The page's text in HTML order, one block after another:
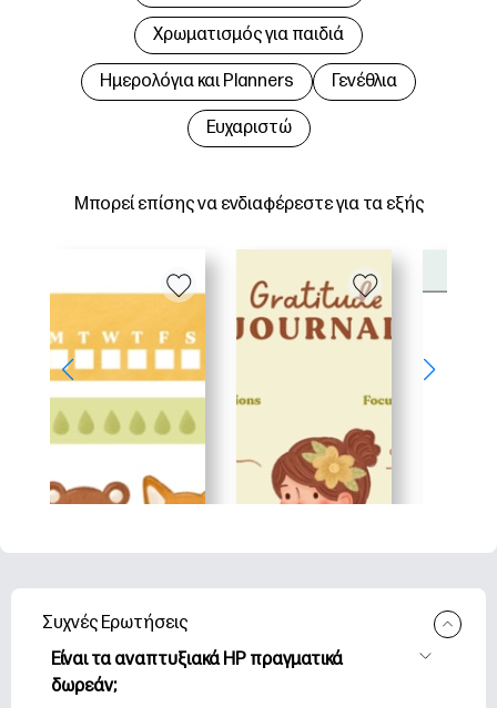
Μπορεί επίσης να ενδιαφέρεστε για τα εξής
Χρωματισμός για παιδιά
Hμερολόγια και Planners Γενέθλια
Ευχαριστώ
Συχνές Ερωτήσεις
Είναι τα αναπτυξιακά HP πραγματικά
δωρεάν;